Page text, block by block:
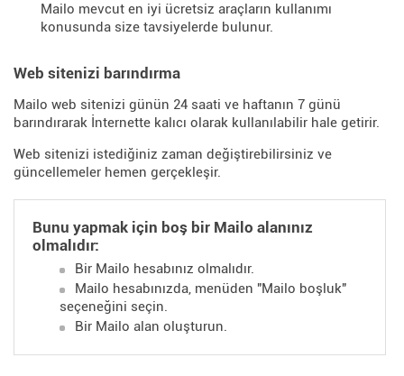
Mailo mevcut en iyi ücretsiz araçların kullanımı
konusunda size tavsiyelerde bulunur.
Web sitenizi barındırma
Mailo web sitenizi günün 24 saati ve haftanın 7 günü
barındırarak İnternette kalıcı olarak kullanılabilir hale getirir.
Web sitenizi istediğiniz zaman değiştirebilirsiniz ve
güncellemeler hemen gerçekleşir.
Bunu yapmak için boş bir Mailo alanınız
olmalıdır:
Bir Mailo hesabınız olmalıdır.
Mailo hesabınızda, menüden "Mailo boşluk"
seçeneğini seçin.
Bir Mailo alan oluşturun.